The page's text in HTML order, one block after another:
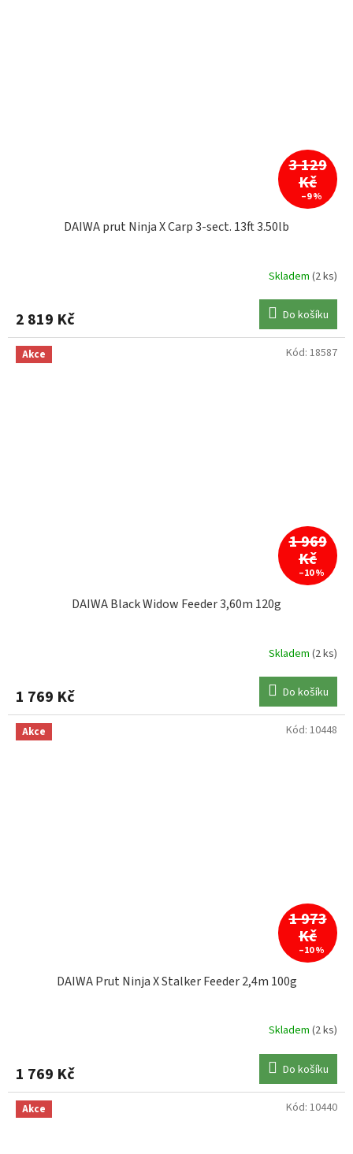
3 129
Kč
–9 %
DAIWA prut Ninja X Carp 3-sect. 13ft 3.50lb
Skladem (2 ks)
2 819 Kč Do košíku
Akce
1 969
Kč
–10 %
DAIWA Black Widow Feeder 3,60m 120g
Skladem (2 ks)
1 769 Kč Do košíku
Kód: 18587
Akce
1 973
Kč
–10 %
DAIWA Prut Ninja X Stalker Feeder 2,4m 100g
Skladem (2 ks)
1 769 Kč Do košíku
Kód: 10448
Akce Kód: 10440